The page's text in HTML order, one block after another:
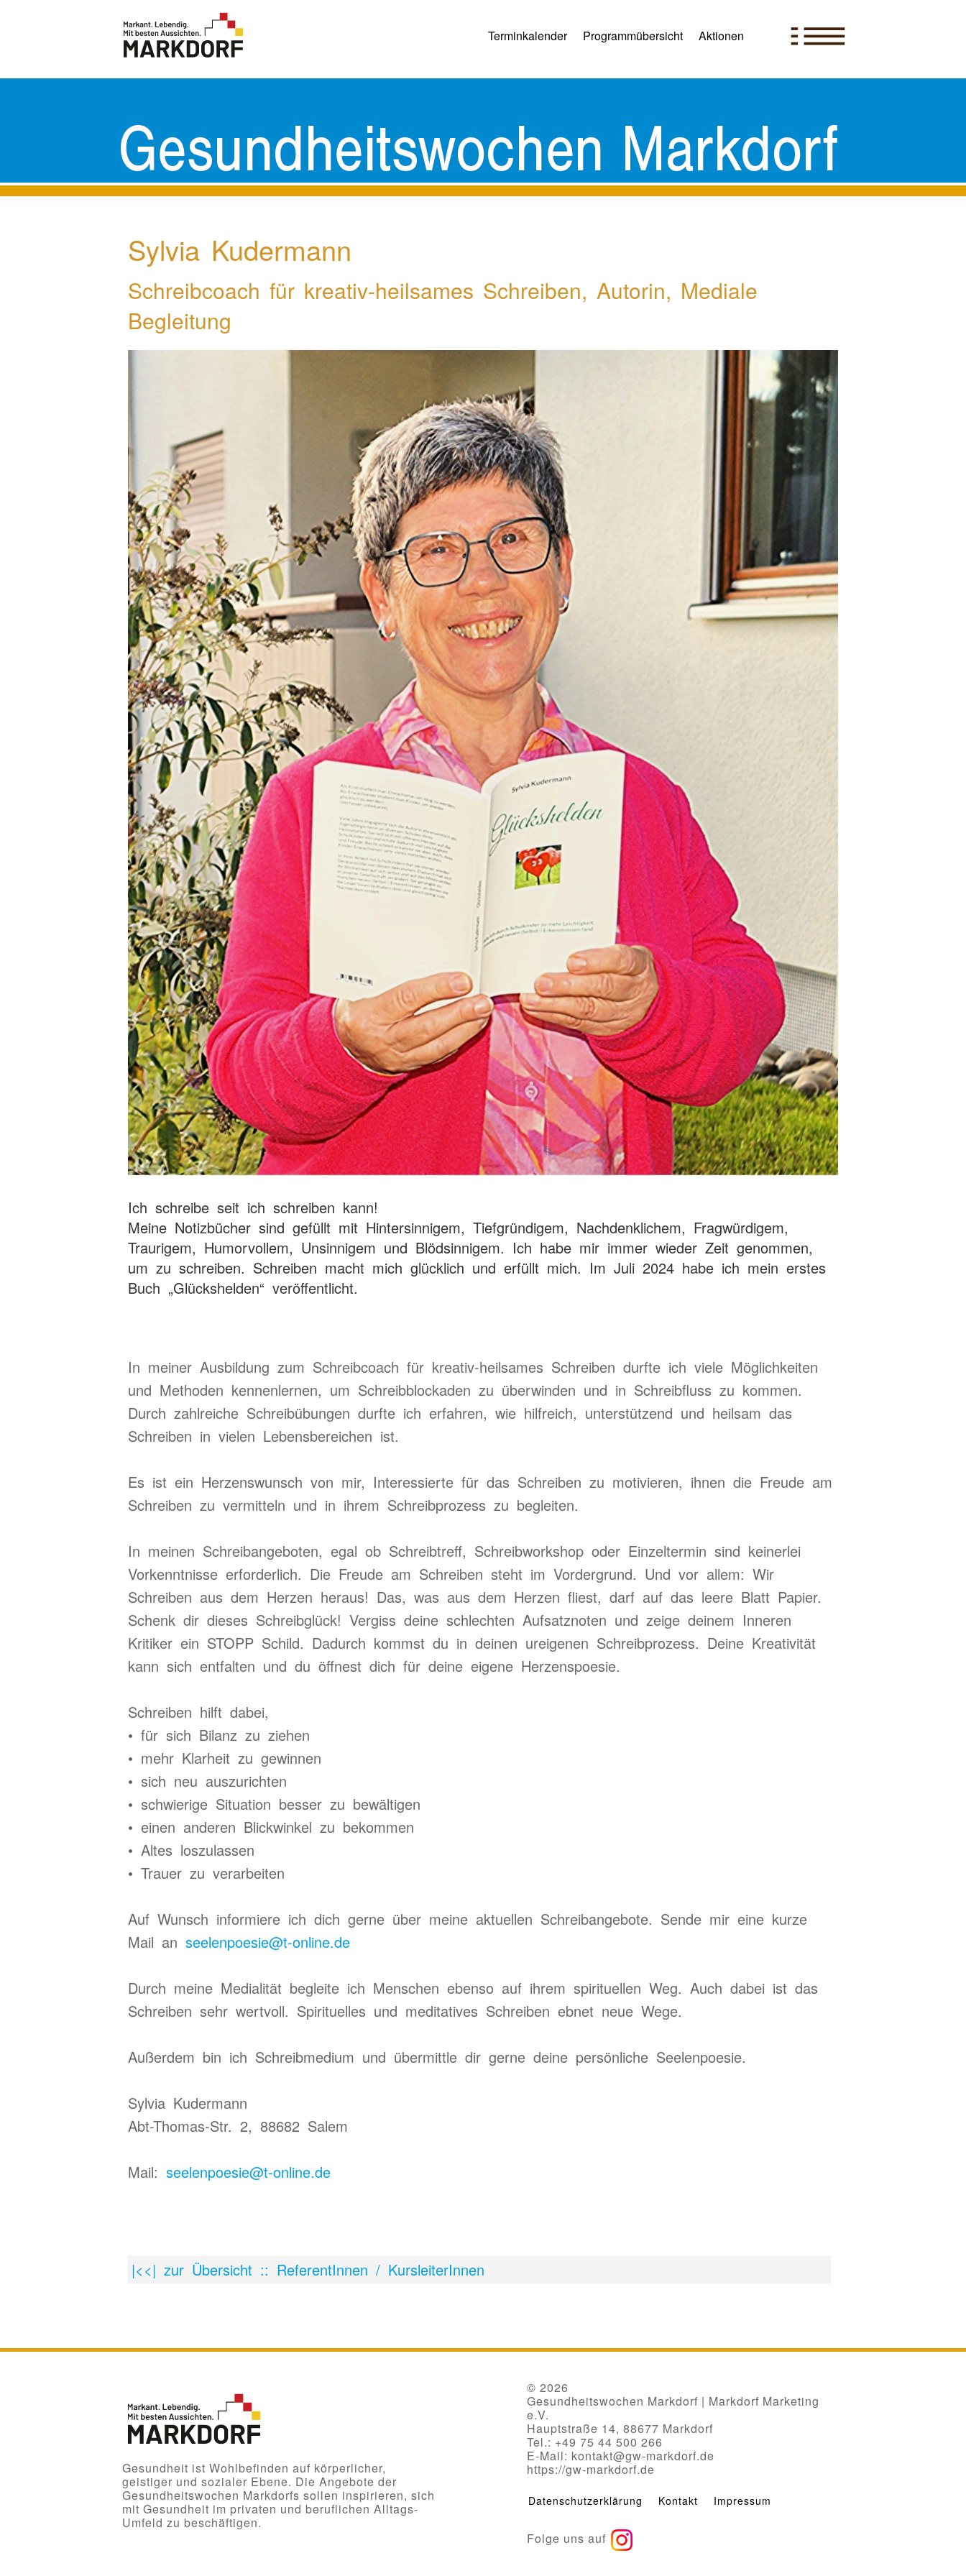
Terminkalender Programmübersicht Aktionen
Sylvia Kudermann
Schreibcoach für kreativ-heilsames Schreiben, Autorin, Mediale
Begleitung
Ich schreibe seit ich schreiben kann!
Meine Notizbücher sind gefüllt mit Hintersinnigem, Tiefgründigem, Nachdenklichem, Fragwürdigem,
Traurigem, Humorvollem, Unsinnigem und Blödsinnigem. Ich habe mir immer wieder Zeit genommen,
um zu schreiben. Schreiben macht mich glücklich und erfüllt mich. Im Juli 2024 habe ich mein erstes
Buch „Glückshelden“ veröffentlicht.
In meiner Ausbildung zum Schreibcoach für kreativ-heilsames Schreiben durfte ich viele Möglichkeiten
und Methoden kennenlernen, um Schreibblockaden zu überwinden und in Schreibfluss zu kommen.
Durch zahlreiche Schreibübungen durfte ich erfahren, wie hilfreich, unterstützend und heilsam das
Schreiben in vielen Lebensbereichen ist.
Es ist ein Herzenswunsch von mir, Interessierte für das Schreiben zu motivieren, ihnen die Freude am
Schreiben zu vermitteln und in ihrem Schreibprozess zu begleiten.
In meinen Schreibangeboten, egal ob Schreibtreff, Schreibworkshop oder Einzeltermin sind keinerlei
Vorkenntnisse erforderlich. Die Freude am Schreiben steht im Vordergrund. Und vor allem: Wir
Schreiben aus dem Herzen heraus! Das, was aus dem Herzen fliest, darf auf das leere Blatt Papier.
Schenk dir dieses Schreibglück! Vergiss deine schlechten Aufsatznoten und zeige deinem Inneren
Kritiker ein STOPP Schild. Dadurch kommst du in deinen ureigenen Schreibprozess. Deine Kreativität
kann sich entfalten und du öffnest dich für deine eigene Herzenspoesie.
Schreiben hilft dabei,
• für sich Bilanz zu ziehen
• mehr Klarheit zu gewinnen
• sich neu auszurichten
• schwierige Situation besser zu bewältigen
• einen anderen Blickwinkel zu bekommen
• Altes loszulassen
• Trauer zu verarbeiten
Auf Wunsch informiere ich dich gerne über meine aktuellen Schreibangebote. Sende mir eine kurze
Mail anseelenpoesie@t-online.de
Durch meine Medialität begleite ich Menschen ebenso auf ihrem spirituellen Weg. Auch dabei ist das
Schreiben sehr wertvoll. Spirituelles und meditatives Schreiben ebnet neue Wege.
Außerdem bin ich Schreibmedium und übermittle dir gerne deine persönliche Seelenpoesie.
Sylvia Kudermann
Abt-Thomas-Str. 2, 88682 Salem
Mail:seelenpoesie@t-online.de
|<<| zur Übersicht :: ReferentInnen / KursleiterInnen
Gesundheit ist Wohlbefinden auf körperlicher,
geistiger und sozialer Ebene. Die Angebote der
Gesundheitswochen Markdorfs sollen inspirieren, sich
mit Gesundheit im privaten und beruflichen Alltags-
Umfeld zu beschäftigen.
© 2026
Gesundheitswochen Markdorf | Markdorf Marketing
e.V.
Hauptstraße 14, 88677 Markdorf
Tel.: +49 75 44 500 266
E-Mail: kontakt@gw-markdorf.de
https://gw-markdorf.de
Datenschutzerklärung Kontakt Impressum
Folge uns auf